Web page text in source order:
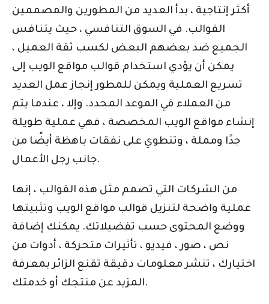
أكثر إنتاجية ، بدأ العديد من المطورين والمصممين
القوالب. في السوق التنافسي ، حيث يتنافس
الجميع ضد بعضهم البعض لكسب ثقة العميل ،
يمكن أن يؤدي استخدام قوالب مواقع الويب إلى
تسريع العملية ويمكن للمطور إنجاز عمل العديد
من العملاء في الموعد المحدد. وإلا ، عندما يتم
إنشاء مواقع الويب المخصصة ، فهي عملية طويلة
جدًا ومملة ، وتنطوي على نفقات باهظة أيضًا من
جانب رجل الأعمال.
من الشركات التي تصمم مثل هذه القوالب ، إنها
عملية واضحة لتنزيل قوالب مواقع الويب وتثبيتها
ووضع المحتوى حسب تفضيلاتك. يمكنك إضافة
نص ، صور ، فيديو ، تأثيرات متحركة ، أدوات من
اختيارك ، تنشر معلومات دقيقة تقنع الزائر بمعرفة
المزيد عن منتجك أو خدمتك.